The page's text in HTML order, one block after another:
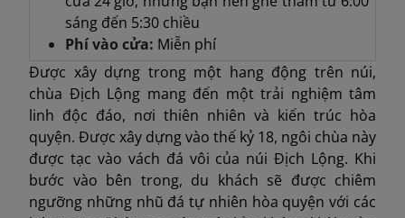
sáng đến 5:30 chiều
Phí vào cửa: Miễn phí
Được xây dựng trong một hang động trên núi,
chùa Địch Lộng mang đến một trải nghiệm tâm
linh độc đáo, nơi thiên nhiên và kiến trúc hòa
quyện. Được xây dựng vào thế kỷ 18, ngôi chùa này
được tạc vào vách đá vôi của núi Địch Lộng. Khi
bước vào bên trong, du khách sẽ được chiêm
ngưỡng những nhũ đá tự nhiên hòa quyện với các